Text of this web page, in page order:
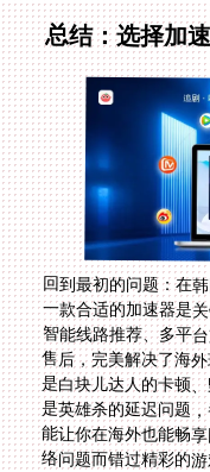
总结：选择加
回到最初的问题：在
一款合适的加速器是
络问题而错过精彩的